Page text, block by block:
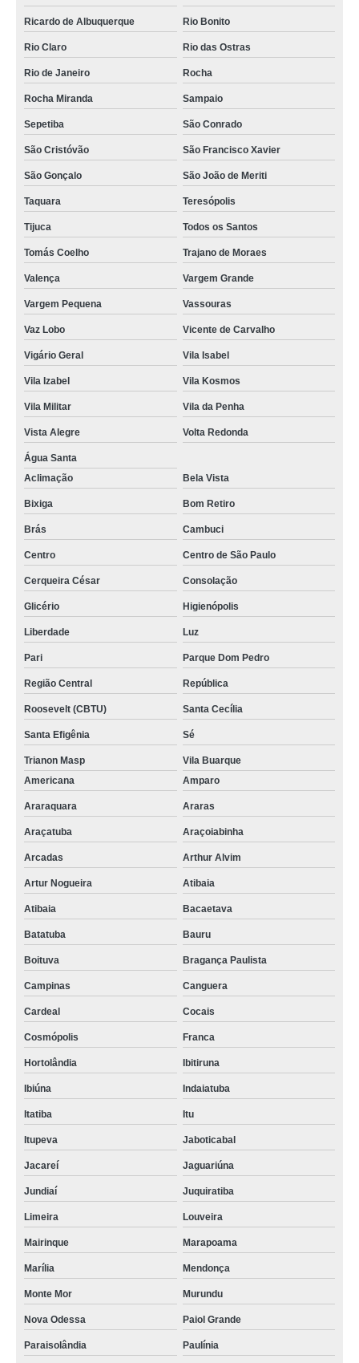
Ricardo de Albuquerque Rio Bonito
Rio Claro Rio das Ostras
Rio de Janeiro Rocha
Rocha Miranda Sampaio
Sepetiba São Conrado
São Cristóvão São Francisco Xavier
São Gonçalo São João de Meriti
Taquara Teresópolis
Tijuca Todos os Santos
Tomás Coelho Trajano de Moraes
Valença Vargem Grande
Vargem Pequena Vassouras
Vaz Lobo Vicente de Carvalho
Vigário Geral Vila Isabel
Vila Izabel Vila Kosmos
Vila Militar Vila da Penha
Vista Alegre Volta Redonda
Água Santa
Aclimação
Bela Vista
Bixiga Bom Retiro
Brás Cambuci
Centro Centro de São Paulo
Cerqueira César Consolação
Glicério Higienópolis
Liberdade Luz
Pari Parque Dom Pedro
Região Central República
Roosevelt (CBTU) Santa Cecília
Santa Efigênia Sé
Trianon Masp
Vila Buarque
Americana
Amparo
Araraquara Araras
Araçatuba Araçoiabinha
Arcadas Arthur Alvim
Artur Nogueira Atibaia
Atibaia Bacaetava
Batatuba Bauru
Boituva Bragança Paulista
Campinas Canguera
Cardeal Cocais
Cosmópolis Franca
Hortolândia Ibitiruna
Ibiúna Indaiatuba
Itatiba Itu
Itupeva Jaboticabal
Jacareí Jaguariúna
Jundiaí Juquiratiba
Limeira Louveira
Mairinque Marapoama
Marília Mendonça
Monte Mor Murundu
Nova Odessa Paiol Grande
Paraisolândia Paulínia